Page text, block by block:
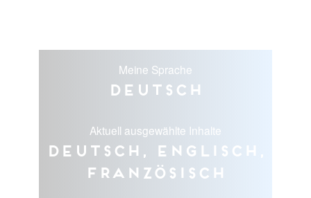
Meine Sprache
Deutsch
Aktuell ausgewählte Inhalte
Deutsch, Englisch,
Französisch